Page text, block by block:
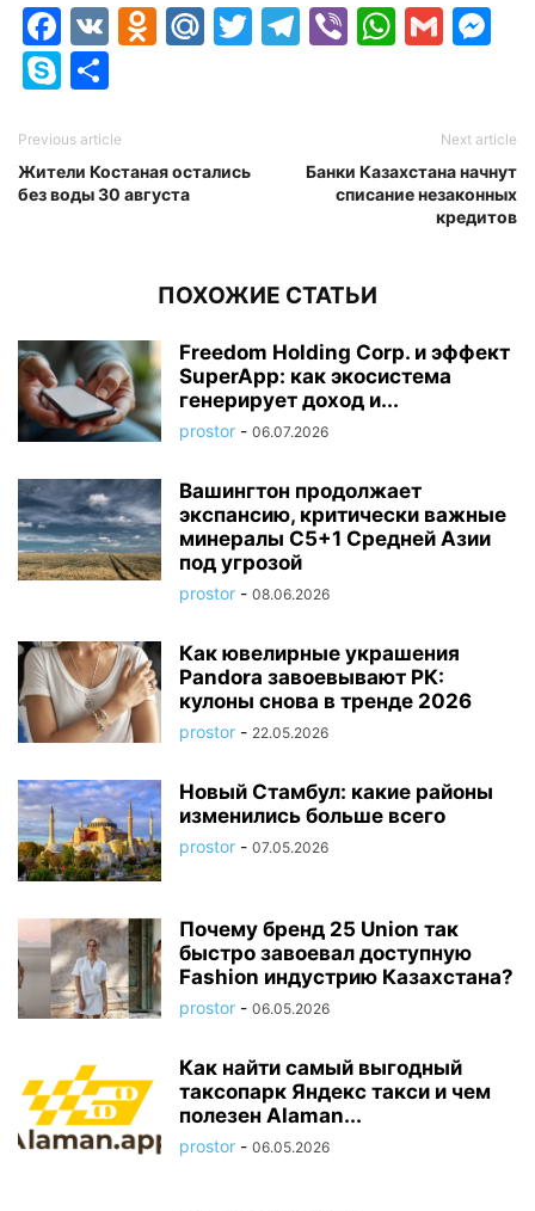
Facebook
VK Odnoklassniki
Mail.Ru
Twitter
Telegram
Viber
Skype
Previous article
Жители Костаная остались
без воды 30 августа
Next article
Банки Казахстана начнут
списание незаконных
кредитов
ПОХОЖИЕ СТАТЬИ
Freedom Holding Corp. и эффект
SuperApp: как экосистема
генерирует доход и...
prostor - 06.07.2026
Вашингтон продолжает
экспансию, критически важные
минералы C5+1 Средней Азии
под угрозой
prostor - 08.06.2026
Как ювелирные украшения
Pandora завоевывают РК:
кулоны снова в тренде 2026
prostor - 22.05.2026
Новый Стамбул: какие районы
изменились больше всего
prostor - 07.05.2026
Почему бренд 25 Union так
быстро завоевал доступную
Fashion индустрию Казахстана?
prostor - 06.05.2026
Как найти самый выгодный
таксопарк Яндекс такси и чем
полезен Alaman...
prostor - 06.05.2026